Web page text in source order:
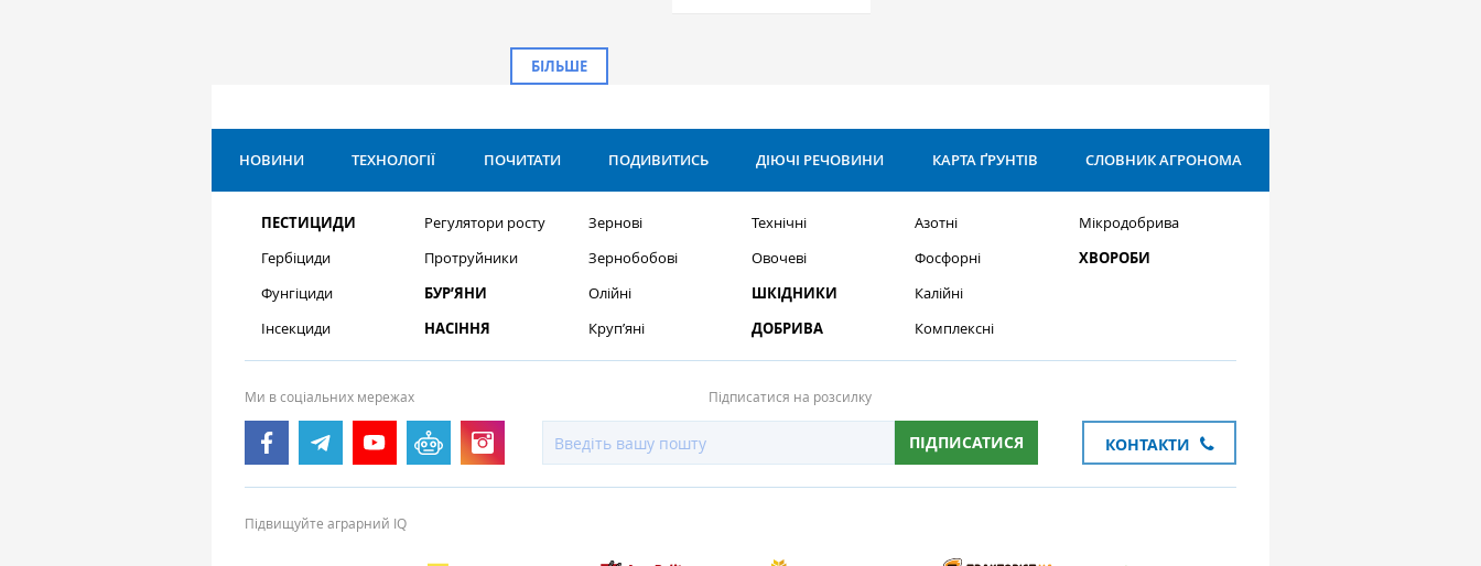
БІЛЬШЕ
НОВИНИ ТЕХНОЛОГІЇ ПОЧИТАТИ ПОДИВИТИСЬ ДІЮЧІ РЕЧОВИНИ КАРТА ҐРУНТІВ СЛОВНИК АГРОНОМА
ПЕСТИЦИДИ
Гербіциди
Фунгіциди
Інсекциди
Регулятори росту
Протруйники
БУР’ЯНИ
НАСІННЯ
Зернові
Зернобобові
Олійні
Круп’яні
Технічні
Овочеві
ШКІДНИКИ
ДОБРИВА
Азотні
Фосфорні
Калійні
Комплексні
Мікродобрива
ХВОРОБИ
Ми в соціальних мережах Підписатися на розсилку
ПІДПИСАТИСЯ КОНТАКТИ
Підвищуйте аграрний IQ